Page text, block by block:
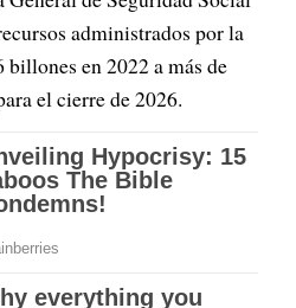
administrados por la
billones en 2022 a más de
el cierre de 2026.